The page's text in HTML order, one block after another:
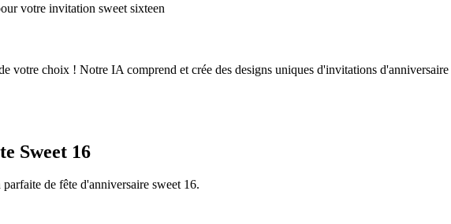
votre invitation sweet sixteen
votre choix ! Notre IA comprend et crée des designs uniques d'invitations
Sweet 16
de fête d'anniversaire sweet 16.